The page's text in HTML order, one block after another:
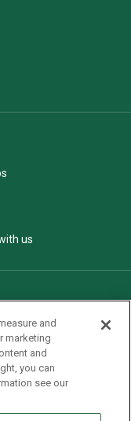
us
and
marketing
and
you can
see our